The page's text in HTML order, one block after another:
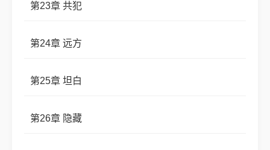
第23章 共犯
第24章 远方
第25章 坦白
第26章 隐藏